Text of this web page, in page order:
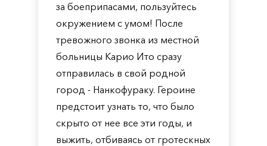
за боеприпасами, пользуйтесь
окружением с умом! После
тревожного звонка из местной
больницы Карио Ито сразу
отправилась в свой родной
город - Нанкофураку. Героине
предстоит узнать то, что было
скрыто от нее все эти годы, и
выжить, отбиваясь от гротескных